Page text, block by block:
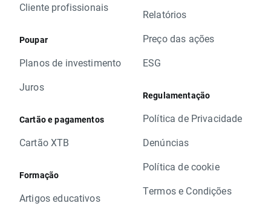
Cliente profissionais
Poupar
Planos de investimento
Juros
Cartão e pagamentos
Cartão XTB
Formação
Artigos educativos
Relatórios
Preço das ações
ESG
Regulamentação
Política de Privacidade
Denúncias
Política de cookie
Termos e Condições